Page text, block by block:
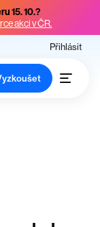
15. 10.?
akci v ČR.
Přihlásit